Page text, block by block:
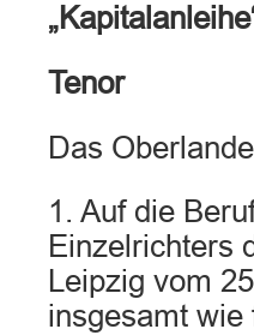
Tenor
Das
1. Auf die
Einzelrichters
Leipzig vom
insgesamt wie